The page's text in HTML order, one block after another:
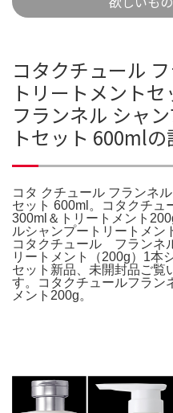
コタクチュール
トリートメント
フランネル シャ
トセット 600ml
コタ クチュール フランネ
セット 600ml。コタクチュ
300ml＆トリートメント
ルシャンプートリートメン
コタクチュール フランネ
リートメント（200g）1本
セット新品、未開封品ご覧
す。コタクチュールフラン
メント200g。